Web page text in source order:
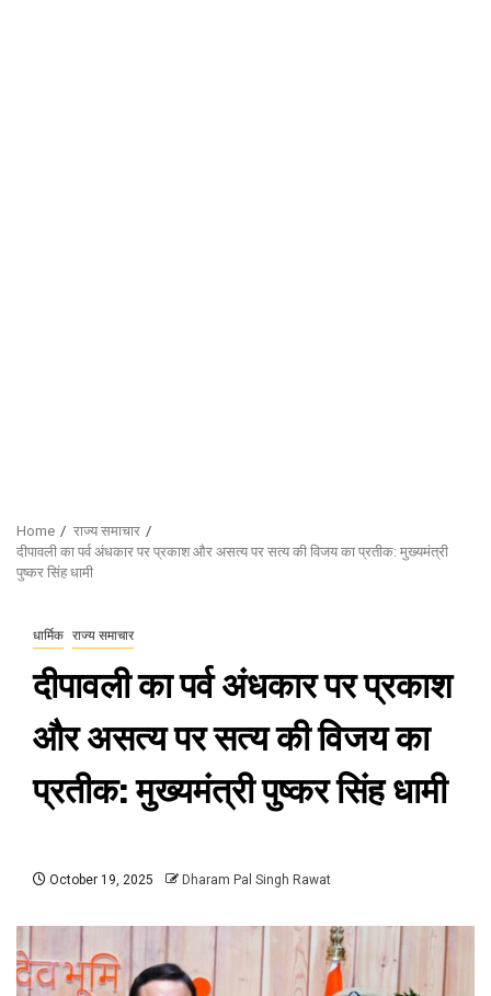
Home
राज्य समाचार
दीपावली का पर्व अंधकार पर प्रकाश और असत्य पर सत्य की विजय का प्रतीक: मुख्यमंत्री
पुष्कर सिंह धामी
धार्मिक राज्य समाचार
दीपावली का पर्व अंधकार पर प्रकाश
और असत्य पर सत्य की विजय का
प्रतीक: मुख्यमंत्री पुष्कर सिंह धामी
October 19, 2025 Dharam Pal Singh Rawat